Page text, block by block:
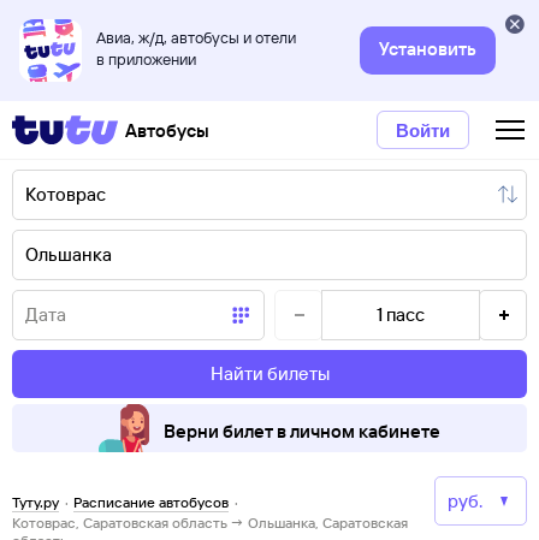
Авиа, ж/д, автобусы и отели
в приложении
Установить
Автобусы Войти
1 пасс
Найти билеты
Верни билет в личном кабинете
Туту.ру · Расписание автобусов ·
Котоврас, Саратовская область → Ольшанка, Саратовская